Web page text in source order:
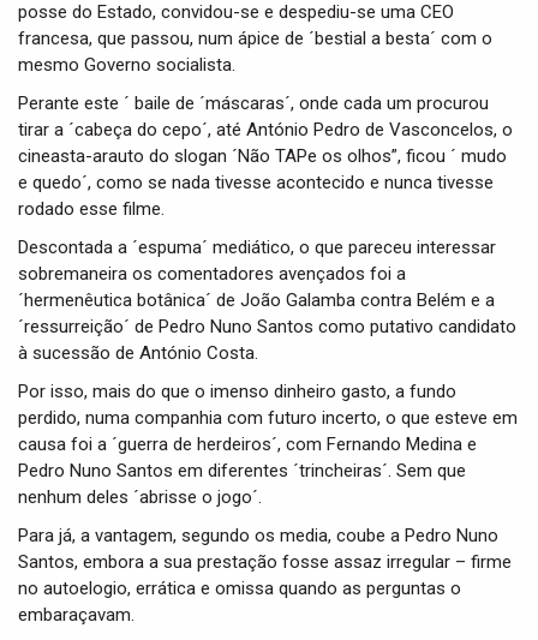
posse do Estado, convidou-se e despediu-se uma CEO
francesa, que passou, num ápice de ´bestial a besta´ com o
mesmo Governo socialista.
Perante este ´ baile de ´máscaras´, onde cada um procurou
tirar a ´cabeça do cepo´, até António Pedro de Vasconcelos, o
cineasta-arauto do slogan ´Não TAPe os olhos”, ficou ´ mudo
e quedo´, como se nada tivesse acontecido e nunca tivesse
rodado esse filme.
Descontada a ´espuma´ mediático, o que pareceu interessar
sobremaneira os comentadores avençados foi a
´hermenêutica botânica´ de João Galamba contra Belém e a
´ressurreição´ de Pedro Nuno Santos como putativo candidato
à sucessão de António Costa.
Por isso, mais do que o imenso dinheiro gasto, a fundo
perdido, numa companhia com futuro incerto, o que esteve em
causa foi a ´guerra de herdeiros´, com Fernando Medina e
Pedro Nuno Santos em diferentes ´trincheiras´. Sem que
nenhum deles ´abrisse o jogo´.
Para já, a vantagem, segundo os media, coube a Pedro Nuno
Santos, embora a sua prestação fosse assaz irregular – firme
no autoelogio, errática e omissa quando as perguntas o
embaraçavam.